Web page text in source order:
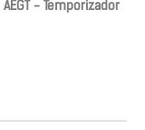
AEGT - Temporizador